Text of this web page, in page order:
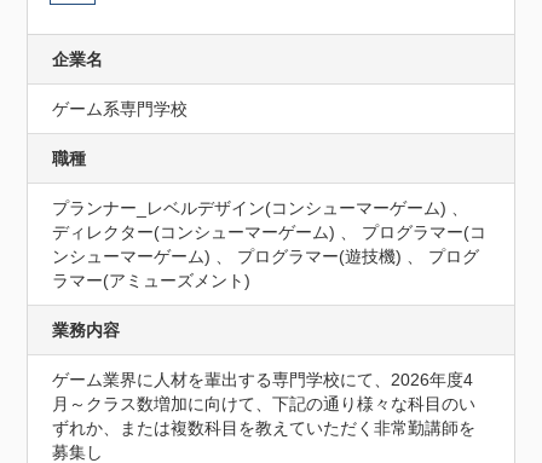
企業名
ゲーム系専門学校
職種
プランナー_レベルデザイン(コンシューマーゲーム) 、
ディレクター(コンシューマーゲーム) 、 プログラマー(コ
ンシューマーゲーム) 、 プログラマー(遊技機) 、 プログ
ラマー(アミューズメント)
業務内容
ゲーム業界に人材を輩出する専門学校にて、2026年度4
月～クラス数増加に向けて、下記の通り様々な科目のい
ずれか、または複数科目を教えていただく非常勤講師を
募集し